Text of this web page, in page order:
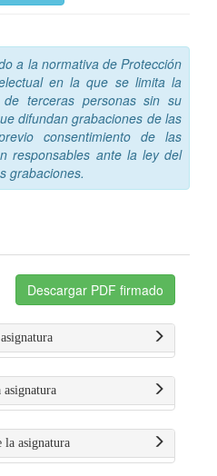
a la normativa de Protección
en la que se limita la
terceras personas sin su
difundan grabaciones de las
consentimiento de las
responsables ante la ley del
grabaciones.
Descargar PDF firmado
asignatura
la asignatura